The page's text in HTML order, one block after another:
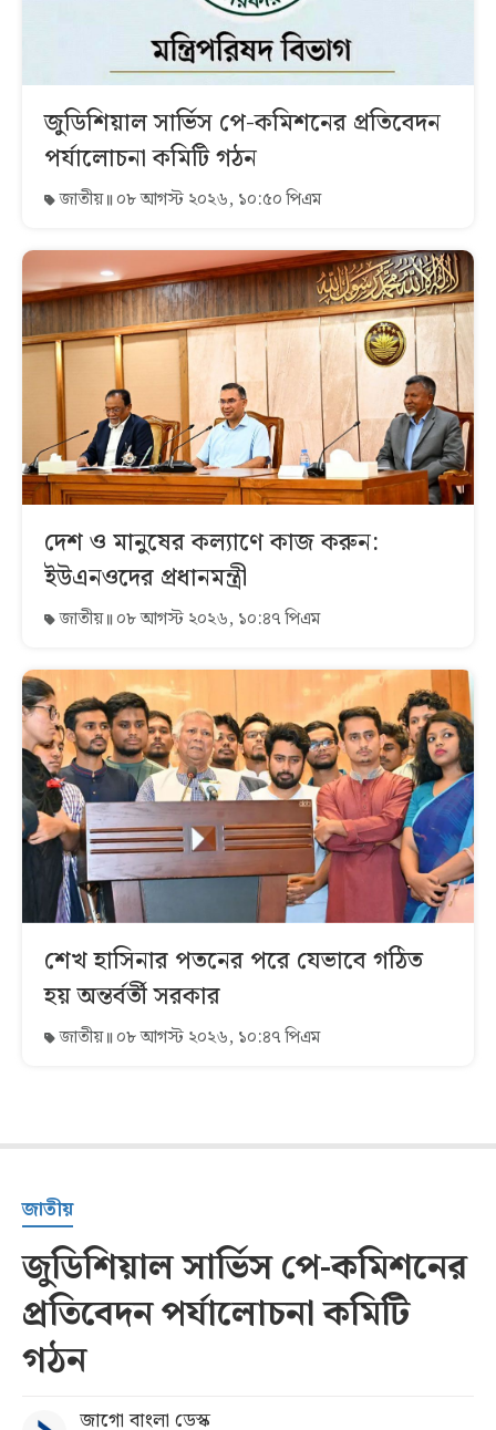
জুডিশিয়াল সার্ভিস পে-কমিশনের প্রতিবেদন
পর্যালোচনা কমিটি গঠন
জাতীয় ০৮ আগস্ট ২০২৬, ১০:৫০ পিএম
দেশ ও মানুষের কল্যাণে কাজ করুন:
ইউএনওদের প্রধানমন্ত্রী
জাতীয় ০৮ আগস্ট ২০২৬, ১০:৪৭ পিএম
শেখ হাসিনার পতনের পরে যেভাবে গঠিত
হয় অন্তর্বর্তী সরকার
জাতীয় ০৮ আগস্ট ২০২৬, ১০:৪৭ পিএম
জাতীয়
জুডিশিয়াল সার্ভিস পে-কমিশনের
প্রতিবেদন পর্যালোচনা কমিটি
গঠন
জাগো বাংলা ডেস্ক